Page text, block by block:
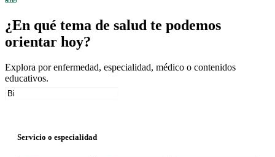
¿En qué tema de salud te podemos
orientar hoy?
Explora por enfermedad, especialidad, médico o contenidos
educativos.
Servicio o especialidad